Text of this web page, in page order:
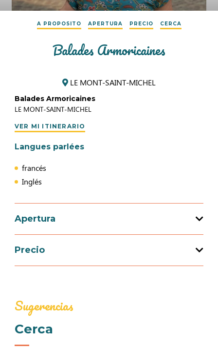
A PROPOSITO APERTURA PRECIO CERCA
Balades Armoricaines
LE MONT-SAINT-MICHEL
Balades Armoricaines
LE MONT-SAINT-MICHEL
VER MI ITINERARIO
Langues parlées
francés
Inglés
Apertura
Apertura del 01 enero 2026 al 31 diciembre
2026
Precio
Sugerencias
Cerca